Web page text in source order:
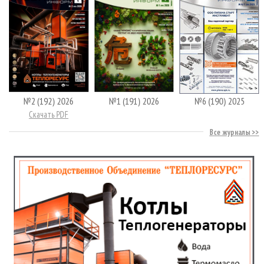
№2 (192) 2026
Скачать PDF
№1 (191) 2026 №6 (190) 2025
Все журналы